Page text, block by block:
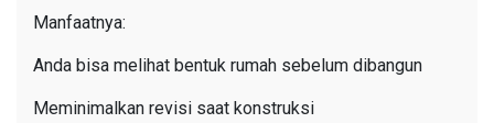
Manfaatnya:
Anda bisa melihat bentuk rumah sebelum dibangun
Meminimalkan revisi saat konstruksi